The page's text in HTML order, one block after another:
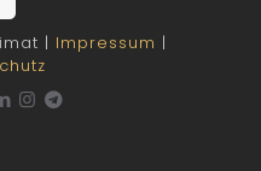
| Impressum |